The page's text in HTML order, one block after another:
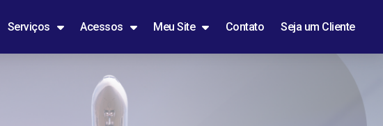
Serviços Acessos Meu Site Contato Seja um Cliente